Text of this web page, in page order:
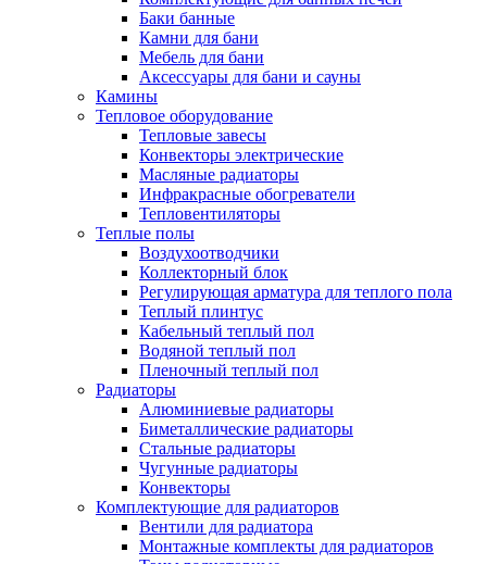
Баки банные
Камни для бани
Мебель для бани
Аксессуары для бани и сауны
Камины
Тепловое оборудование
Тепловые завесы
Конвекторы электрические
Масляные радиаторы
Инфракрасные обогреватели
Тепловентиляторы
Теплые полы
Воздухоотводчики
Коллекторный блок
Регулирующая арматура для теплого пола
Теплый плинтус
Кабельный теплый пол
Водяной теплый пол
Пленочный теплый пол
Радиаторы
Алюминиевые радиаторы
Биметаллические радиаторы
Стальные радиаторы
Чугунные радиаторы
Конвекторы
Комплектующие для радиаторов
Вентили для радиатора
Монтажные комплекты для радиаторов